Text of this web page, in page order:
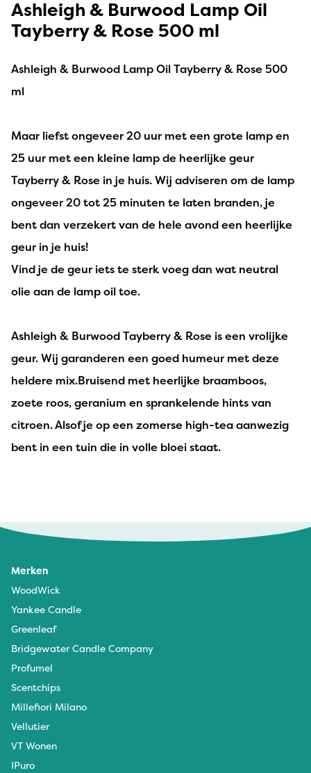
Ashleigh & Burwood Lamp Oil
Tayberry & Rose 500 ml
Ashleigh & Burwood Lamp Oil Tayberry & Rose 500
ml
Maar liefst ongeveer 20 uur met een grote lamp en
25 uur met een kleine lamp de heerlijke geur
Tayberry & Rose in je huis. Wij adviseren om de lamp
ongeveer 20 tot 25 minuten te laten branden, je
bent dan verzekert van de hele avond een heerlijke
geur in je huis!
Vind je de geur iets te sterk voeg dan wat neutral
olie aan de lamp oil toe.
Ashleigh & Burwood Tayberry & Rose is een vrolijke
geur. Wij garanderen een goed humeur met deze
heldere mix.Bruisend met heerlijke braamboos,
zoete roos, geranium en sprankelende hints van
citroen. Alsof je op een zomerse high-tea aanwezig
bent in een tuin die in volle bloei staat.
Lekker Fruitig, maar wel sterk
Merken
WoodWick
Yankee Candle
Greenleaf
Bridgewater Candle Company
Profumel
Scentchips
Millefiori Milano
Vellutier
VT Wonen
IPuro